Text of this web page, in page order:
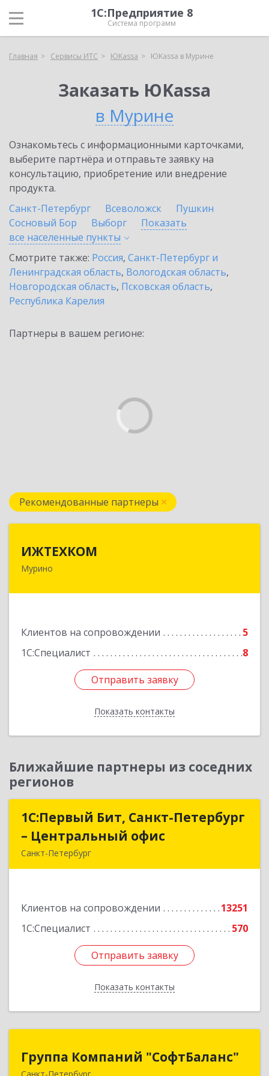
1С:Предприятие 8
Система программ
Главная Сервисы ИТС ЮKassa ЮKassa в Мурине
Заказать ЮKassa
в Мурине
Ознакомьтесь с информационными карточками,
выберите партнёра и отправьте заявку на
консультацию, приобретение или внедрение
продукта.
Санкт-Петербург
Всеволожск
Пушкин
Сосновый Бор
Выборг
Показать
все населенные пункты
Смотрите также: Россия, Санкт-Петербург и
Ленинградская область, Вологодская область,
Новгородская область, Псковская область,
Республика Карелия
Партнеры в вашем регионе:
Рекомендованные партнеры
ИЖТЕХКОМ
Мурино
Клиентов на сопровождении
5
1С:Специалист
8
Отправить заявку
Показать контакты
188677, Ленинградская обл, Всеволожский р-н,
Отправить заявку
Назад
Ближайшие партнеры из соседних
регионов
1С:Первый Бит, Санкт-Петербург
– Центральный офис
Санкт-Петербург
Клиентов на сопровождении
13251
1С:Специалист
570
Отправить заявку
Показать контакты
1С:Первый Бит, Санкт-Петербург
– Центральный офис
Отправить заявку
Назад
Группа Компаний "СофтБаланс"
Санкт-Петербург
Группа Компаний "СофтБаланс"